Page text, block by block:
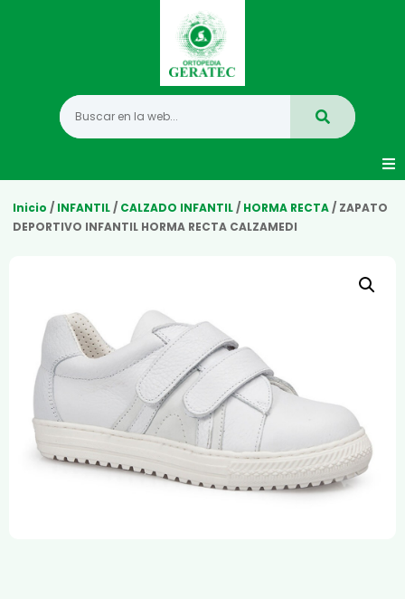
Movilidad
Infantil
Mastectomia
Compresión Médica
Fabricación a Medida
Inicio / INFANTIL/ CALZADO INFANTIL/ HORMA RECTA/ ZAPATO
DEPORTIVO INFANTIL HORMA RECTA CALZAMEDI